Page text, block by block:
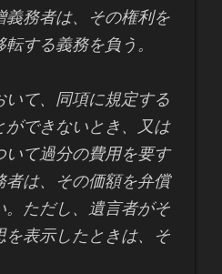
義務者は、その権利を
する義務を負う。
て、同項に規定する
ができないとき、又は
いて過分の費用を要す
者は、その価額を弁償
。ただし、遺言者がそ
を表示したときは、そ